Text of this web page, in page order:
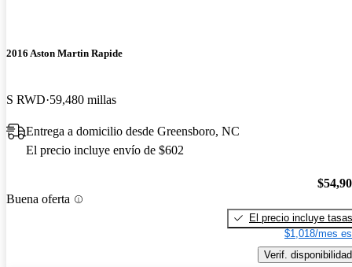
2016 Aston Martin Rapide
S RWD 59,480 millas
Entrega a domicilio desde Greensboro, NC
El precio incluye envío de $602
Buena oferta
El precio incluye tasas
$1,018/mes
Verif. disponibilidad